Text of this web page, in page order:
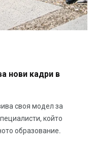
нови кадри в
своя модел за
който
образование.